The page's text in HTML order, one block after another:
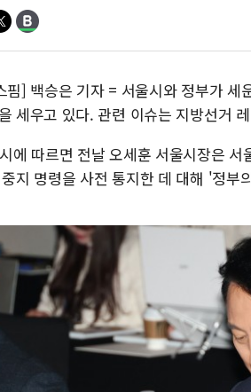
핌] 백승은 기자 = 서울시와 정부가
세우고 있다. 관련 이슈는 지방선거
에 따르면 전날 오세훈 서울시장은
지 명령을 사전 통지한 데 대해 '정부